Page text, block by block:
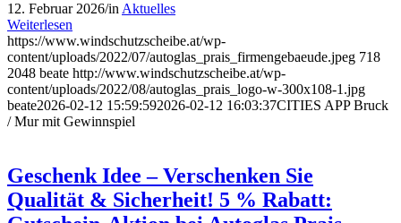
12. Februar 2026/in Aktuelles
Weiterlesen
https://www.windschutzscheibe.at/wp-
content/uploads/2022/07/autoglas_prais_firmengebaeude.jpeg 718
2048 beate http://www.windschutzscheibe.at/wp-
content/uploads/2022/08/autoglas_prais_logo-w-300x108-1.jpg
beate2026-02-12 15:59:592026-02-12 16:03:37CITIES APP Bruck
/ Mur mit Gewinnspiel
Geschenk Idee – Verschenken Sie
Qualität & Sicherheit! 5 % Rabatt: